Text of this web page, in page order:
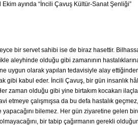
Ekim ayında “İncili Çavuş Kültür-Sanat Şenliği”
bir servet sahibi ise de biraz hasettir.
aleyhinde olduğu gibi zamanının
uygun olarak yapılan tedavisiyle alay
gibi kabul eder. İncili Çavuş, bir gün insanlık
zaman olduğu gibi yine birtakım kocakarı
etmeye çalışmışsa da bu defa hastalık
bilemez. Her gün ziyaretine gelen
bir tabip çağırmanın gerekli